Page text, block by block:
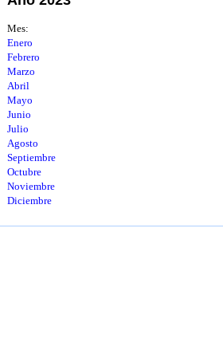
Mes:
Enero
Febrero
Marzo
Abril
Mayo
Junio
Julio
Agosto
Septiembre
Octubre
Noviembre
Diciembre